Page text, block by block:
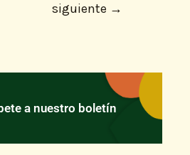
siguiente →
a nuestro boletín